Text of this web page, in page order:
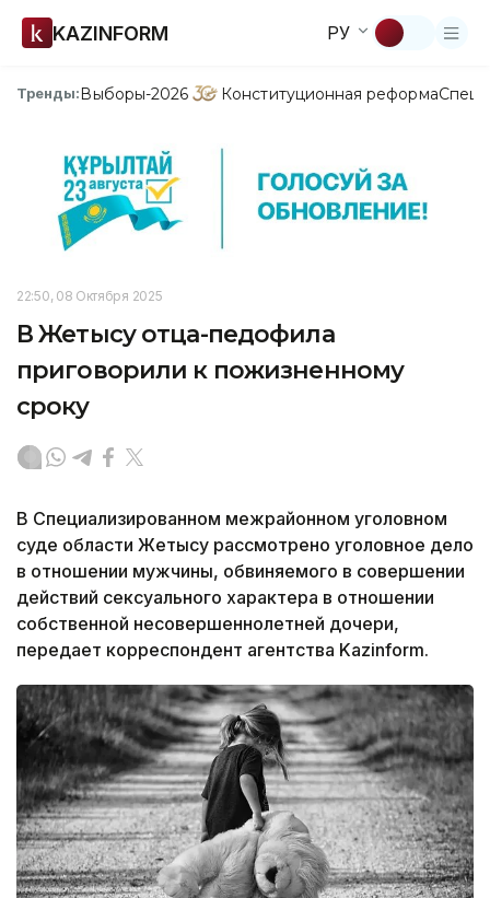
KAZINFORM РУ
Тренды:Выборы-2026 Конституционная реформа
22:50, 08 Октября 2025
В Жетысу отца-педофила
приговорили к пожизненному
сроку
В Специализированном межрайонном уголовном
суде области Жетысу рассмотрено уголовное дело
в отношении мужчины, обвиняемого в совершении
действий сексуального характера в отношении
собственной несовершеннолетней дочери,
передает корреспондент агентства Kazinform.